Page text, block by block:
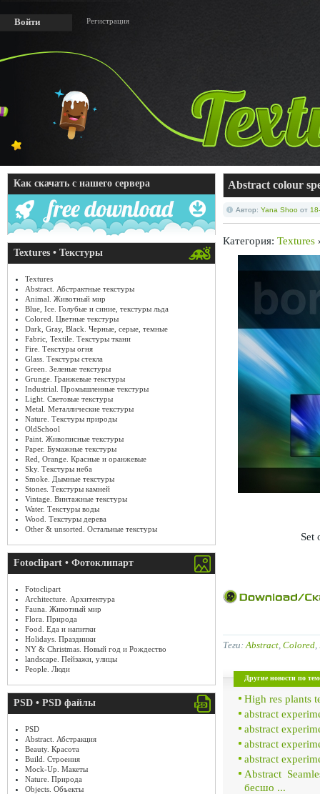
Войти Регистрация
Как скачать с нашего сервера
Textures • Текстуры
Textures
Abstract. Абстрактные текстуры
Animal. Животный мир
Blue, Ice. Голубые и синие, текстуры льда
Colored. Цветные текстуры
Dark, Gray, Black. Черные, серые, темные
Fabric, Textile. Текстуры ткани
Fire. Текстуры огня
Glass. Текстуры стекла
Green. Зеленые текстуры
Grunge. Гранжевые текстуры
Industrial. Промышленные текстуры
Light. Световые текстуры
Metal. Металлические текстуры
Nature. Текстуры природы
OldSchool
Paint. Живописные текстуры
Paper. Бумажные текстуры
Red, Orange. Красные и оранжевые
Sky. Текстуры неба
Smoke. Дымные текстуры
Stones. Текстуры камней
Vintage. Винтажные текстуры
Water. Текстуры воды
Wood. Текстуры дерева
Other & unsorted. Остальные текстуры
Fotoclipart • Фотоклипарт
Fotoclipart
Architecture. Архитектура
Fauna. Животный мир
Flora. Природа
Food. Еда и напитки
Holidays. Праздники
NY & Christmas. Новый год и Рождество
landscape. Пейзажи, улицы
People. Люди
PSD • PSD файлы
PSD
Abstract. Абстракция
Beauty. Красота
Build. Строения
Mock-Up. Макеты
Nature. Природа
Objects. Объекты
Abstract colour
Автор: Yana Shoo от
Категория: Textures
Set
Теги: Abstract Colored
Другие новости по
High res plants
abstract
abstract
abstract
abstract
Abstract
бесшо ...